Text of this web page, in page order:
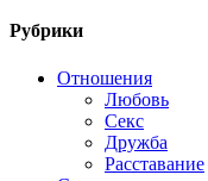
Рубрики
Отношения
Любовь
Секс
Дружба
Расставание